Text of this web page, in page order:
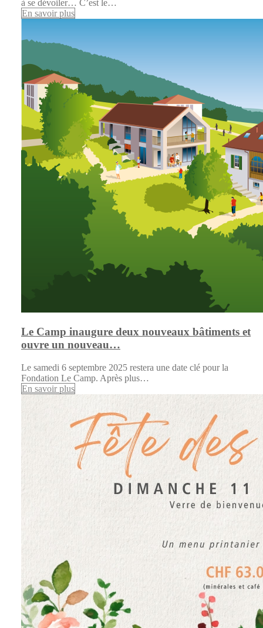
à se dévoiler… C’est le…
En savoir plus
Le Camp inaugure deux nouveaux bâtiments et
ouvre un nouveau…
Le samedi 6 septembre 2025 restera une date clé pour la
Fondation Le Camp. Après plus…
En savoir plus